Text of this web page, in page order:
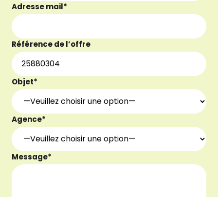
Adresse mail*
Référence de l’offre
Objet*
Agence*
Message*